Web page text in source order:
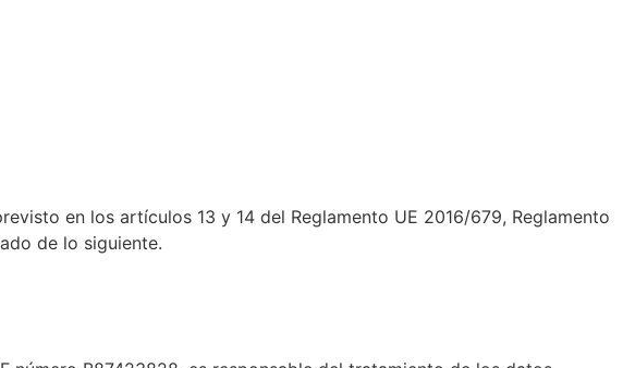
en los artículos 13 y 14 del Reglamento UE 2016/679, Reglamento
de lo siguiente.